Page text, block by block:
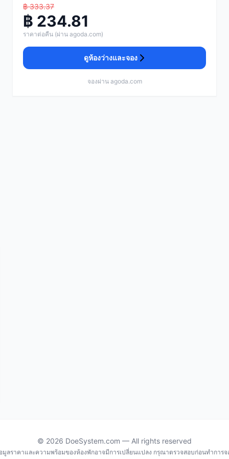
฿ 333.37
฿ 234.81
ราคาต่อคืน (ผ่าน agoda.com)
ดูห้องว่างและจอง
จองผ่าน agoda.com
© 2026 DoeSystem.com — All rights reserved
มูลราคาและความพร้อมของห้องพักอาจมีการเปลี่ยนแปลง กรุณาตรวจสอบก่อนทำการจ